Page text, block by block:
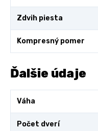
Zdvih piesta
Kompresný pomer
Ďalšie údaje
Váha
Počet dverí